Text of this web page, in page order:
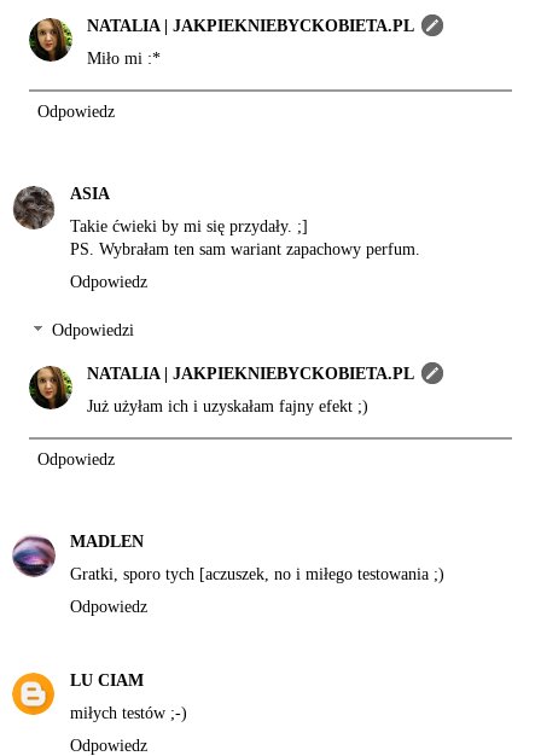
NATALIA | JAKPIEKNIEBYCKOBIETA.PL
Miło mi :*
Odpowiedz
ASIA
Takie ćwieki by mi się przydały. ;]
PS. Wybrałam ten sam wariant zapachowy perfum.
Odpowiedz
Odpowiedzi
NATALIA | JAKPIEKNIEBYCKOBIETA.PL
Już użyłam ich i uzyskałam fajny efekt ;)
Odpowiedz
MADLEN
Gratki, sporo tych [aczuszek, no i miłego testowania ;)
Odpowiedz
LU CIAM
miłych testów ;-)
Odpowiedz